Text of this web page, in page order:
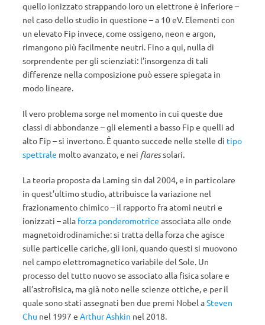
quello ionizzato strappando loro un elettrone è inferiore –
nel caso dello studio in questione – a 10 eV. Elementi con
un elevato Fip invece, come ossigeno, neon e argon,
rimangono più facilmente neutri. Fino a qui, nulla di
sorprendente per gli scienziati: l’insorgenza di tali
differenze nella composizione può essere spiegata in
modo lineare.
Il vero problema sorge nel momento in cui queste due
classi di abbondanze – gli elementi a basso Fip e quelli ad
alto Fip – si invertono. È quanto succede nelle stelle di tipo
spettrale molto avanzato, e nei flaressolari.
La teoria proposta da Laming sin dal 2004, e in particolare
in quest’ultimo studio, attribuisce la variazione nel
frazionamento chimico – il rapporto fra atomi neutri e
ionizzati – alla forza ponderomotrice associata alle onde
magnetoidrodinamiche: si tratta della forza che agisce
sulle particelle cariche, gli ioni, quando questi si muovono
nel campo elettromagnetico variabile del Sole. Un
processo del tutto nuovo se associato alla fisica solare e
all’astrofisica, ma già noto nelle scienze ottiche, e per il
quale sono stati assegnati ben due premi Nobel aSteven
Chu nel 1997 e Arthur Ashkin nel 2018.